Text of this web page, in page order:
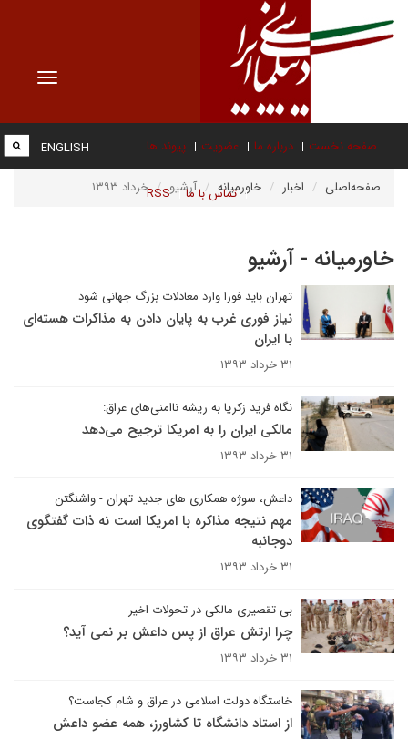
Toggle
صفحه نخست درباره ما عضویت پیوند ها
تماس با ما RSS
ENGLISH
صفحه‌اصلی اخبار خاورمیانه آرشیو خرداد ۱۳۹۳
خاورمیانه - آرشیو
تهران باید فورا وارد معادلات بزرگ جهانی شود
نیاز فوری غرب به پایان دادن به مذاکرات هسته‌ای
با ایران
۳۱ خرداد ۱۳۹۳
نگاه فرید زکریا به ریشه ناامنی‌های عراق:
مالکی ایران را به امریکا ترجیح می‌دهد
۳۱ خرداد ۱۳۹۳
داعش، سوژه همکاری های جدید تهران - واشنگتن
مهم نتیجه مذاکره با امریکا است نه ذات گفتگوی
دوجانبه
۳۱ خرداد ۱۳۹۳
بی تقصیری مالکی در تحولات اخیر
چرا ارتش عراق از پس داعش بر نمی آید؟
۳۱ خرداد ۱۳۹۳
خاستگاه دولت اسلامی در عراق و شام کجاست؟
از استاد دانشگاه تا کشاورز، همه عضو داعش